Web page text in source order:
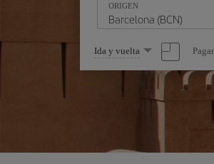
ORIGEN
Seleccione
una
opción
Ida y vuelta